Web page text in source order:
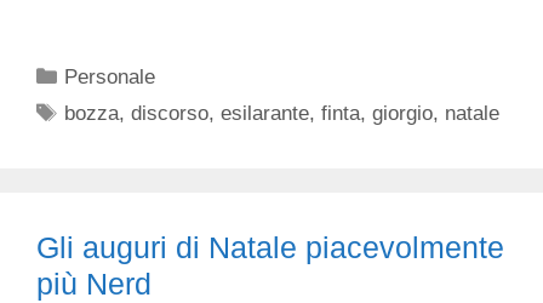
Categorie
Personale
Tag
bozza,discorso,esilarante,finta,giorgio, natale
Gli auguri di Natale piacevolmente
più Nerd